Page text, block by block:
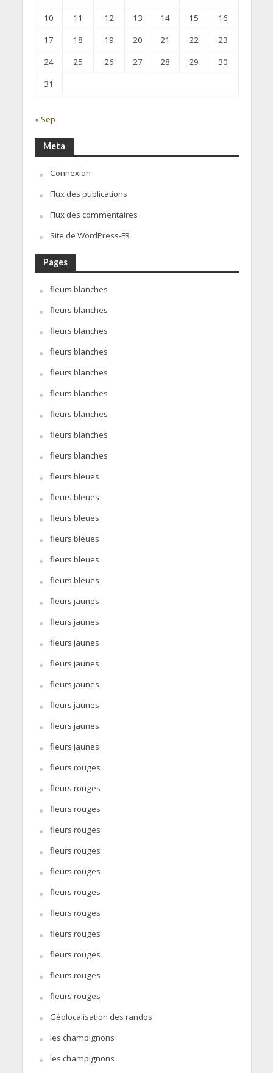
10
11 12 13 14 15
16
17
18 19 20 21 22
23
24
25 26 27 28 29
30
31
« Sep
Meta
Connexion
Flux des publications
Flux des commentaires
Site de WordPress-FR
Pages
fleurs blanches
fleurs blanches
fleurs blanches
fleurs blanches
fleurs blanches
fleurs blanches
fleurs blanches
fleurs blanches
fleurs blanches
fleurs bleues
fleurs bleues
fleurs bleues
fleurs bleues
fleurs bleues
fleurs bleues
fleurs jaunes
fleurs jaunes
fleurs jaunes
fleurs jaunes
fleurs jaunes
fleurs jaunes
fleurs jaunes
fleurs jaunes
fleurs rouges
fleurs rouges
fleurs rouges
fleurs rouges
fleurs rouges
fleurs rouges
fleurs rouges
fleurs rouges
fleurs rouges
fleurs rouges
fleurs rouges
fleurs rouges
Géolocalisation des randos
les champignons
les champignons